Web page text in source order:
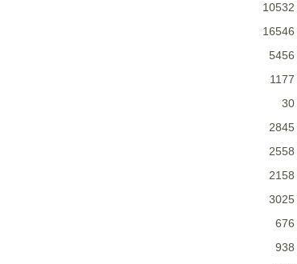
10532
16546
5456
1177
30
2845
2558
2158
3025
676
938